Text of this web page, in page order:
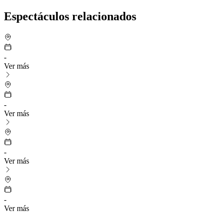
Espectáculos relacionados
-
Ver más
-
Ver más
-
Ver más
-
Ver más